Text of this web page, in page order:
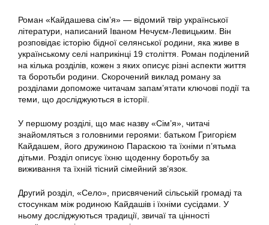
Роман «Кайдашева сім’я» — відомий твір української
літератури, написаний Іваном Нечуєм-Левицьким. Він
розповідає історію бідної селянської родини, яка живе в
українському селі наприкінці 19 століття. Роман поділений
на кілька розділів, кожен з яких описує різні аспекти життя
та боротьби родини. Скорочений виклад роману за
розділами допоможе читачам запам’ятати ключові події та
теми, що досліджуються в історії.
У першому розділі, що має назву «Сім’я», читачі
знайомляться з головними героями: батьком Григорієм
Кайдашем, його дружиною Параскою та їхніми п’ятьма
дітьми. Розділ описує їхню щоденну боротьбу за
виживання та їхній тісний сімейний зв’язок.
Другий розділ, «Село», присвячений сільській громаді та
стосункам між родиною Кайдашів і їхніми сусідами. У
ньому досліджуються традиції, звичаї та цінності